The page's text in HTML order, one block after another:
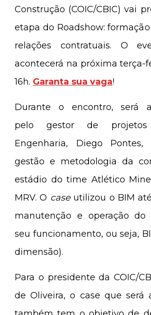
Construção (COIC/CBIC) vai
etapa do Roadshow:
relações contratuais. O
acontecerá na próxima terça-
16h. Garanta sua vaga!
Durante o encontro, será
pelo gestor de
Engenharia, Diego
gestão e metodologia da
estádio do time Atlético
MRV. O caseutilizou o BIM
manutenção e operação do
seu funcionamento, ou seja,
dimensão).
Para o presidente da COIC/
de Oliveira, o case que será